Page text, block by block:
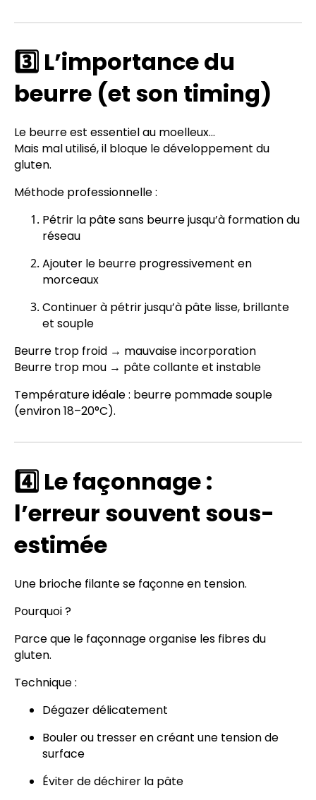
3️⃣ L’importance du
beurre (et son timing)
Le beurre est essentiel au moelleux…
Mais mal utilisé, il bloque le développement du
gluten.
Méthode professionnelle :
Pétrir la pâte sans beurre jusqu’à formation du
réseau
Ajouter le beurre progressivement en
morceaux
Continuer à pétrir jusqu’à pâte lisse, brillante
et souple
Beurre trop froid → mauvaise incorporation
Beurre trop mou → pâte collante et instable
Température idéale : beurre pommade souple
(environ 18–20°C).
4️⃣ Le façonnage :
l’erreur souvent sous-
estimée
Une brioche filante se façonne en tension.
Pourquoi ?
Parce que le façonnage organise les fibres du
gluten.
Technique :
Dégazer délicatement
Bouler ou tresser en créant une tension de
surface
Éviter de déchirer la pâte